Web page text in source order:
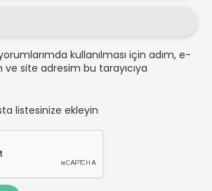
kullanılması için adım, e-
site adresim bu tarayıcıya
listesinize ekleyin